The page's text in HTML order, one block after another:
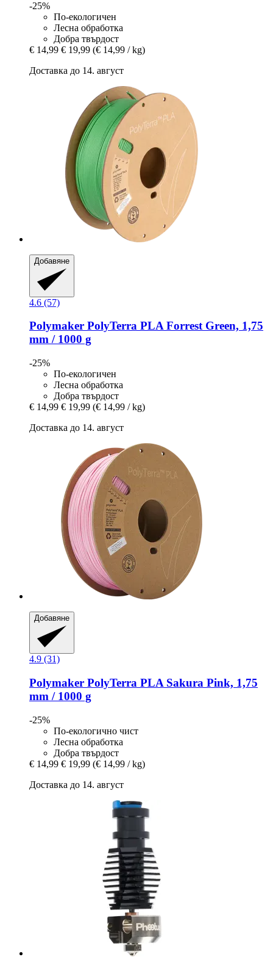
-25%
По-екологичен
Лесна обработка
Добра твърдост
€ 14,99 € 19,99 (€ 14,99 / kg)
Доставка до 14. август
Добавяне
4.6 (57)
Polymaker PolyTerra PLA Forrest Green, 1,75
mm / 1000 g
-25%
По-екологичен
Лесна обработка
Добра твърдост
€ 14,99 € 19,99 (€ 14,99 / kg)
Доставка до 14. август
Добавяне
4.9 (31)
Polymaker PolyTerra PLA Sakura Pink, 1,75
mm / 1000 g
-25%
По-екологично чист
Лесна обработка
Добра твърдост
€ 14,99 € 19,99 (€ 14,99 / kg)
Доставка до 14. август